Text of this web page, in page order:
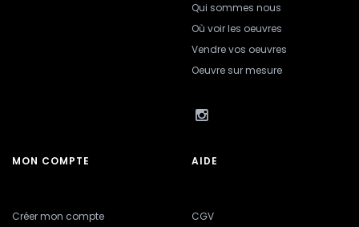
Qui sommes nous
Où voir les oeuvres
Vendre vos oeuvres
Oeuvre sur mesure
MON COMPTE
Créer mon compte
AIDE
CGV